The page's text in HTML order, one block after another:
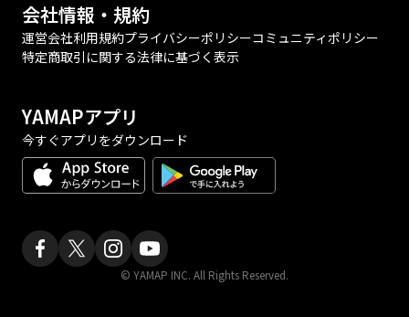
会社情報・規約
運営会社利用規約プライバシーポリシーコミュニティポリシー
特定商取引に関する法律に基づく表示
YAMAPアプリ
今すぐアプリをダウンロード
© YAMAP INC. All Rights Reserved.